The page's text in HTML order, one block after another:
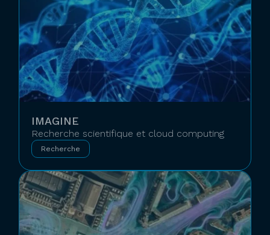
IMAGINE
Recherche scientifique et cloud computing
Recherche